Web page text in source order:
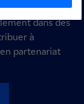
positionner sur
dans des
à
partenariat